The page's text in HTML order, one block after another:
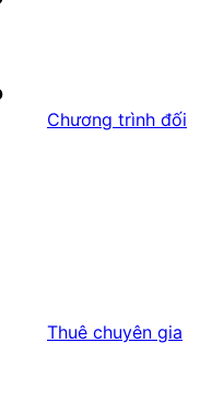
Chương trình đối
Thuê chuyên gia